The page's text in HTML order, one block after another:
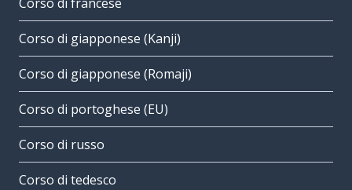
Corso di giapponese (Kanji)
Corso di giapponese (Romaji)
Corso di portoghese (EU)
Corso di russo
Corso di tedesco